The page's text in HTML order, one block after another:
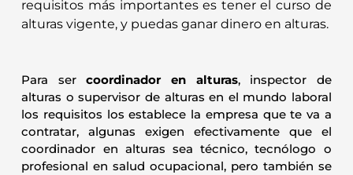
requisitos más importantes es tener el curso de
alturas vigente, y puedas ganar dinero en alturas.
Para sercoordinador en alturas, inspector de
alturas o supervisor de alturas en el mundo laboral
los requisitos los establece la empresa que te va a
contratar, algunas exigen efectivamente que el
coordinador en alturas sea técnico, tecnólogo o
profesional en salud ocupacional, pero también se